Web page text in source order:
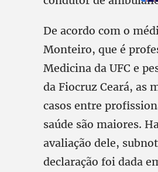
De acordo com o
Monteiro, que é
Medicina da UFC e
da Fiocruz Ceará, as
casos entre
saúde são maiores.
avaliação dele,
declaração foi dada